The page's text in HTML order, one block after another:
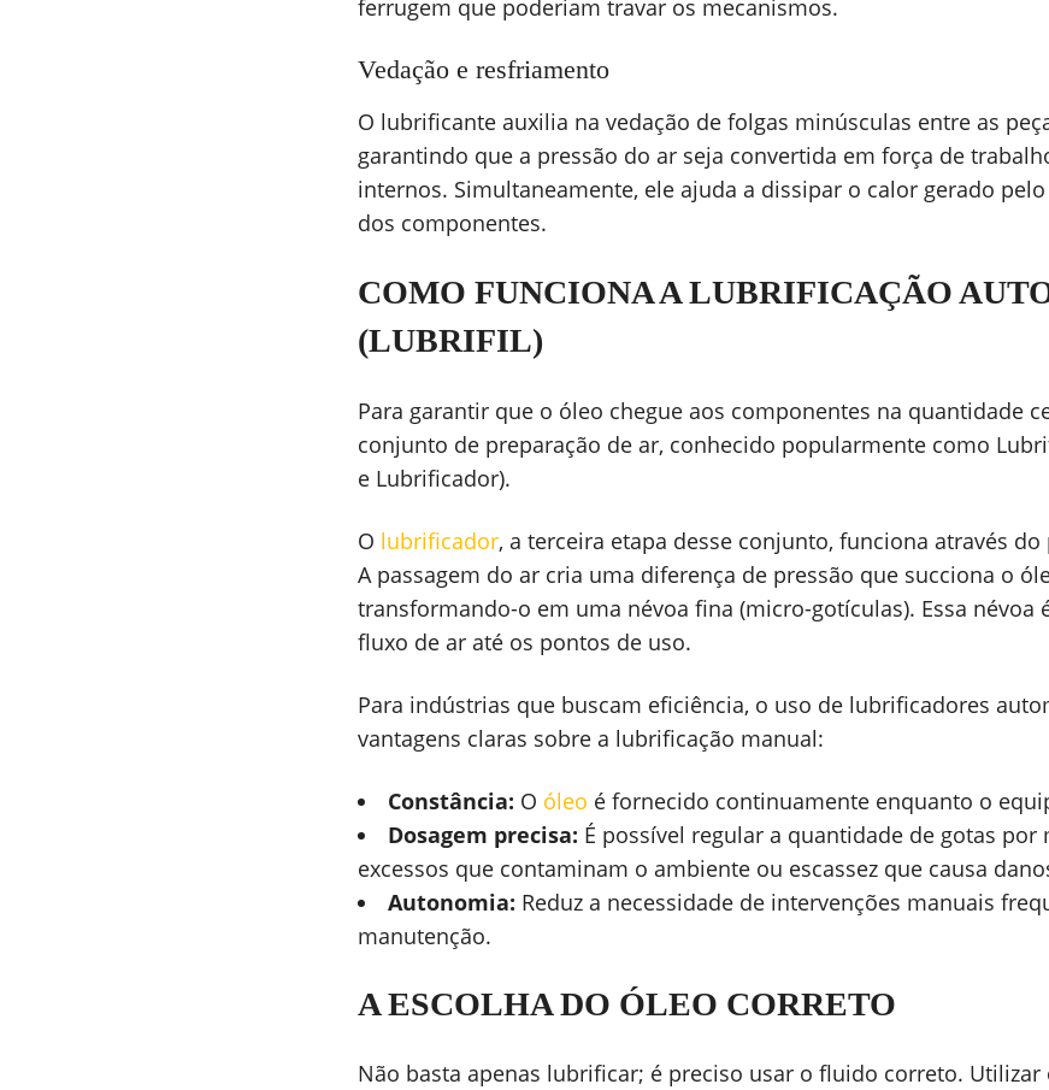
ferrugem que poderiam travar os mecanismos.
Vedação e resfriamento
O lubrificante auxilia na vedação de folgas minúsculas entre as
garantindo que a pressão do ar seja convertida em força de
internos. Simultaneamente, ele ajuda a dissipar o calor gerado
dos componentes.
COMO FUNCIONA A LUBRIFICAÇÃO
(LUBRIFIL)
Para garantir que o óleo chegue aos componentes na quantidade
conjunto de preparação de ar, conhecido popularmente como
e Lubrificador).
O lubrificador, a terceira etapa desse conjunto, funciona através
A passagem do ar cria uma diferença de pressão que succiona o
transformando-o em uma névoa fina (micro-gotículas). Essa névoa
fluxo de ar até os pontos de uso.
Para indústrias que buscam eficiência, o uso de lubrificadores
vantagens claras sobre a lubrificação manual:
Constância: O óleo é fornecido continuamente enquanto o
Dosagem precisa: É possível regular a quantidade de gotas por
excessos que contaminam o ambiente ou escassez que causa
Autonomia: Reduz a necessidade de intervenções manuais
manutenção.
A ESCOLHA DO ÓLEO CORRETO
Não basta apenas lubrificar; é preciso usar o fluido correto. Utilizar